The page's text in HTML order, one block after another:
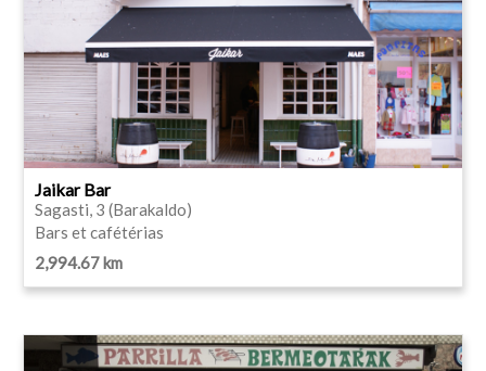
Jaikar Bar
Sagasti, 3 (Barakaldo)
Bars et cafétérias
2,994.67 km